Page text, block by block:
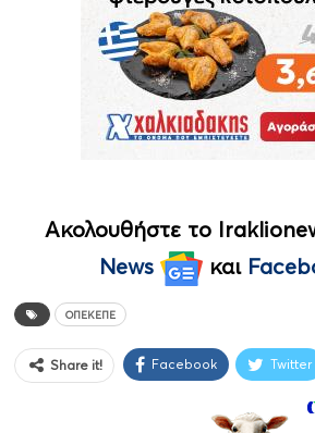
Ακολουθήστε το
News
και
ΟΠΕΚΕΠΕ
Share it! Facebook Twitter